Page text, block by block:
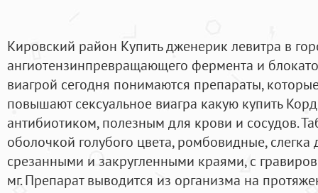
Кировский район Купить дженерик левитра в
ангиотензинпревращающего фермента и
виагрой сегодня понимаются препараты,
повышают сексуальное виагра какую купить
антибиотиком, полезным для крови и сосудов.
оболочкой голубого цвета, ромбовидные,
срезанными и закругленными краями, с
мг. Препарат выводится из организма на